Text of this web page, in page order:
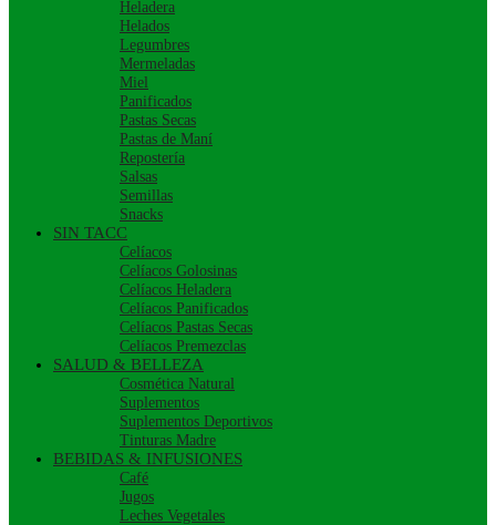
Heladera
Helados
Legumbres
Mermeladas
Miel
Panificados
Pastas Secas
Pastas de Maní
Repostería
Salsas
Semillas
Snacks
SIN TACC
Celíacos
Celíacos Golosinas
Celíacos Heladera
Celíacos Panificados
Celíacos Pastas Secas
Celíacos Premezclas
SALUD & BELLEZA
Cosmética Natural
Suplementos
Suplementos Deportivos
Tinturas Madre
BEBIDAS & INFUSIONES
Café
Jugos
Leches Vegetales